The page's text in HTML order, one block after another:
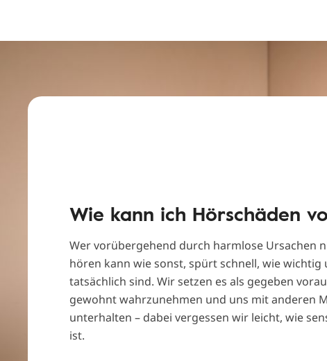
Wie kann ich Hörschäden
Wer vorübergehend durch harmlose Ursachen
hören kann wie sonst, spürt schnell, wie wichtig
tatsächlich sind. Wir setzen es als gegeben
gewohnt wahrzunehmen und uns mit anderen
unterhalten – dabei vergessen wir leicht, wie
ist.